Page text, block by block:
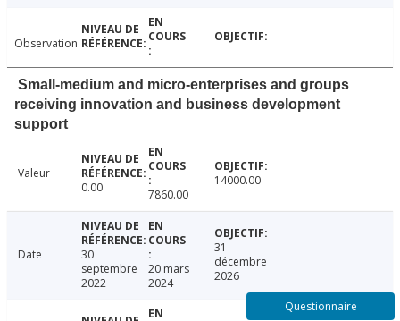
Observation
Small-medium and micro-enterprises and groups
receiving innovation and business development
support
Valeur
0.00
7860.00
14000.00
Date
30
septembre
2022
20 mars
2024
31
décembre
2026
Questionnaire